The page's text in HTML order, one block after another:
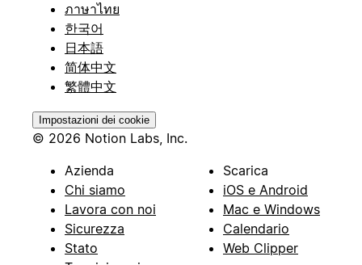
ภาษาไทย
한국어
日本語
简体中文
繁體中文
Impostazioni dei cookie
© 2026 Notion Labs, Inc.
Azienda
Chi siamo
Lavora con noi
Sicurezza
Stato
Scarica
iOS e Android
Mac e Windows
Calendario
Web Clipper